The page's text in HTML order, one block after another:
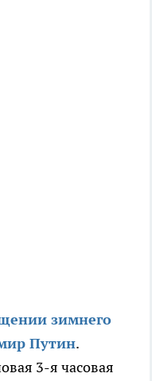
зимнего
Путин.
3-я часовая